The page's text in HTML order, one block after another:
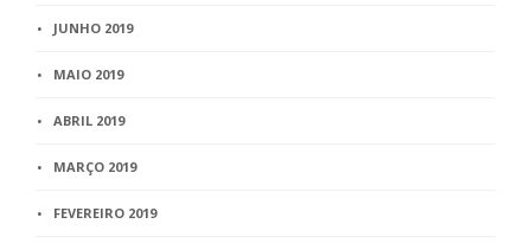
JUNHO 2019
MAIO 2019
ABRIL 2019
MARÇO 2019
FEVEREIRO 2019